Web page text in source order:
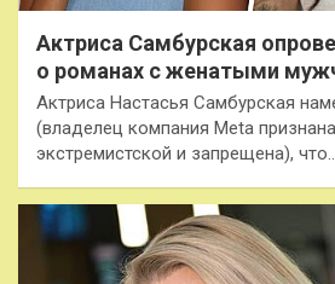
Актриса Самбурская
о романах с женатыми
Актриса Настасья Самбурская
(владелец компания Meta
экстремистской и запрещена),